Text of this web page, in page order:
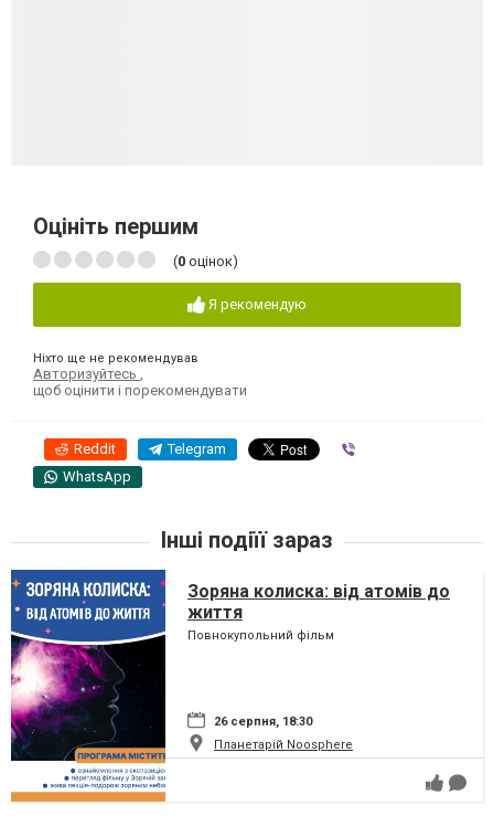
Оцініть першим
(0 оцінок)
Я рекомендую
Ніхто ще не рекомендував
Авторизуйтесь ,
щоб оцінити і порекомендувати
Reddit Telegram
WhatsApp
Інші подіїї зараз
Зоряна колиска: від атомів до
життя
Повнокупольний фільм
26 серпня, 18:30
Планетарій Noosphere